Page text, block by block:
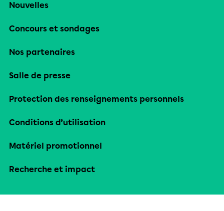
Nouvelles
Concours et sondages
Nos partenaires
Salle de presse
Protection des renseignements personnels
Conditions d’utilisation
Matériel promotionnel
Recherche et impact